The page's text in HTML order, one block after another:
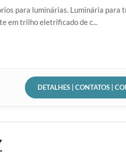
para luminárias. Luminária para
em trilho eletrificado de c...
DETALHES | CONTATOS |